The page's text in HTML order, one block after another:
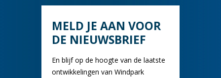
MELD JE AAN VOOR
DE NIEUWSBRIEF
En blijf op de hoogte van de laatste
ontwikkelingen van Windpark